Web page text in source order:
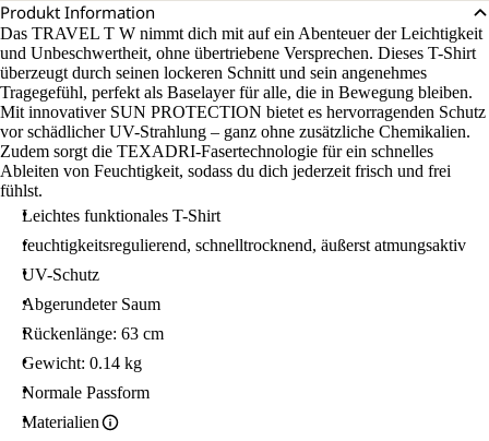
Produkt Information
Das TRAVEL T W nimmt dich mit auf ein Abenteuer der Leichtigkeit
und Unbeschwertheit, ohne übertriebene Versprechen. Dieses T-Shirt
überzeugt durch seinen lockeren Schnitt und sein angenehmes
Tragegefühl, perfekt als Baselayer für alle, die in Bewegung bleiben.
Mit innovativer SUN PROTECTION bietet es hervorragenden Schutz
vor schädlicher UV-Strahlung – ganz ohne zusätzliche Chemikalien.
Zudem sorgt die TEXADRI-Fasertechnologie für ein schnelles
Ableiten von Feuchtigkeit, sodass du dich jederzeit frisch und frei
fühlst.
Leichtes funktionales T-Shirt
feuchtigkeitsregulierend, schnelltrocknend, äußerst atmungsaktiv
UV-Schutz
Abgerundeter Saum
Rückenlänge: 63 cm
Gewicht: 0.14 kg
Normale Passform
Materialien